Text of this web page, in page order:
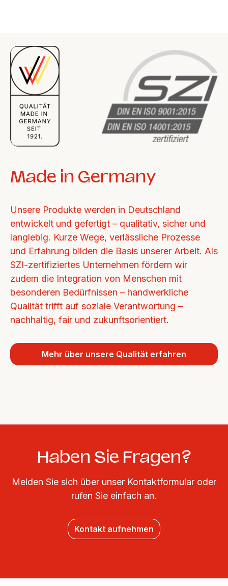
Made in Germany
Unsere Produkte werden in Deutschland
entwickelt und gefertigt – qualitativ, sicher und
langlebig. Kurze Wege, verlässliche Prozesse
und Erfahrung bilden die Basis unserer Arbeit. Als
SZI-zertifiziertes Unternehmen fördern wir
zudem die Integration von Menschen mit
besonderen Bedürfnissen – handwerkliche
Qualität trifft auf soziale Verantwortung –
nachhaltig, fair und zukunftsorientiert.
Mehr über unsere Qualität erfahren
Haben Sie Fragen?
Melden Sie sich über unser Kontaktformular oder
rufen Sie einfach an.
Kontakt aufnehmen